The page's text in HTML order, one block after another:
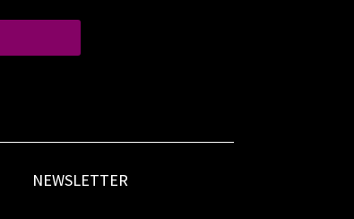
NEWSLETTER